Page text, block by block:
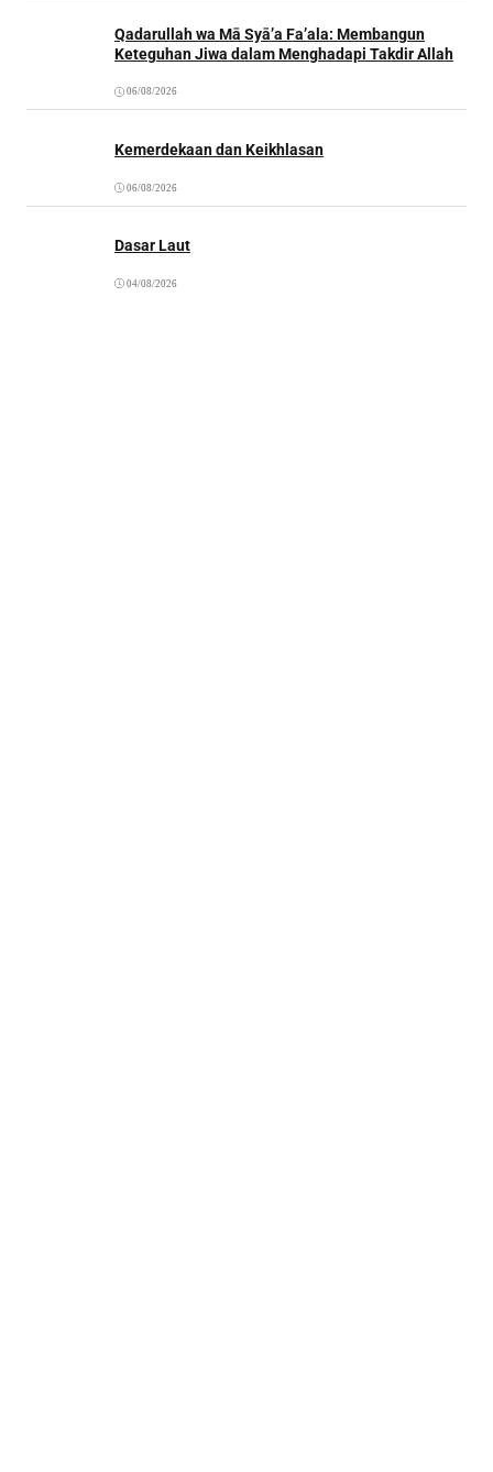
Qadarullah wa Mā Syā’a Fa’ala: Membangun
Keteguhan Jiwa dalam Menghadapi Takdir Allah
06/08/2026
Kemerdekaan dan Keikhlasan
06/08/2026
Dasar Laut
04/08/2026